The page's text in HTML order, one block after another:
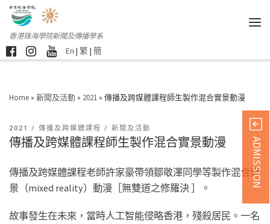
香港珠海學院新聞及傳播學系
En | 繁 | 簡
Home » 新聞及活動 » 2021 » 傳播及跨媒體課程師生製作混合實景動漫
2021 傳播及跨媒體課程 新聞及活動
傳播及跨媒體課程師生製作混合實景動漫
傳播及跨媒體課程老師許家豪帶領鄒敬澤同學等製作混合實
景（mixed reality）動漫［無雙道之修羅決 ］。
故事發生在未來，當時人工智能侵略香港，殘殺居民。一名
ADMISSION